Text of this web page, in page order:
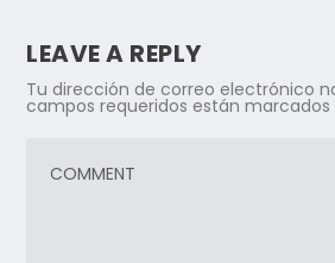
LEAVE A REPLY
Tu dirección de correo electrónico
campos requeridos están marcados